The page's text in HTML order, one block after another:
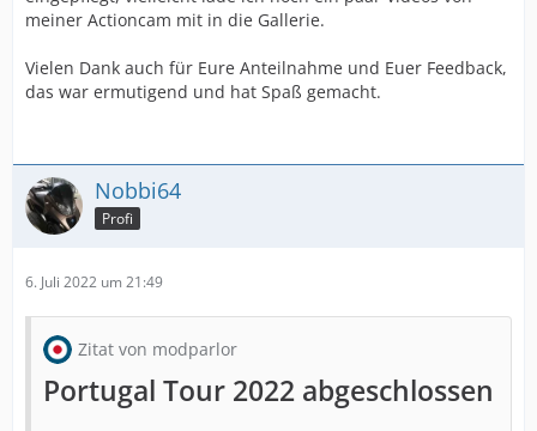
meiner Actioncam mit in die Gallerie.
Vielen Dank auch für Eure Anteilnahme und Euer Feedback,
das war ermutigend und hat Spaß gemacht.
Nobbi64
Profi
6. Juli 2022 um 21:49
Zitat von modparlor
Portugal Tour 2022 abgeschlossen